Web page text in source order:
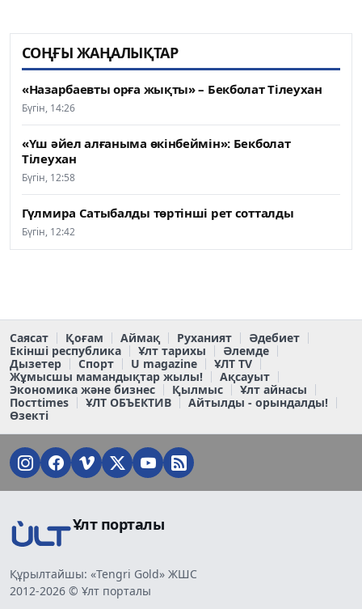
СОҢҒЫ ЖАҢАЛЫҚТАР
«Назарбаевты орға жықты» – Бекболат Тілеухан
Бүгін, 14:26
«Үш әйел алғаныма өкінбеймін»: Бекболат
Тілеухан
Бүгін, 12:58
Гүлмира Сатыбалды төртінші рет сотталды
Бүгін, 12:42
Саясат Қоғам Аймақ Руханият
Әдебиет
Екінші республика
Ұлт тарихы
Әлемде
Дызетер
Спорт U magazine
ҰЛТ TV
Жұмысшы мамандықтар жылы!
Ақсауыт
Экономика және бизнес
Қылмыс
Ұлт айнасы
Постtimes
ҰЛТ ОБЪЕКТИВ
Айтылды - орындалды!
Өзекті
Ұлт порталы
Құрылтайшы: «Tengri Gold» ЖШС
2012-2026 © Ұлт порталы